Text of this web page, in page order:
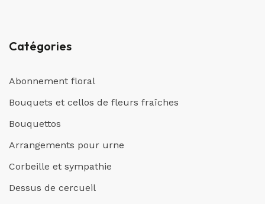
Catégories
Abonnement floral
Bouquets et cellos de fleurs fraîches
Bouquettos
Arrangements pour urne
Corbeille et sympathie
Dessus de cercueil